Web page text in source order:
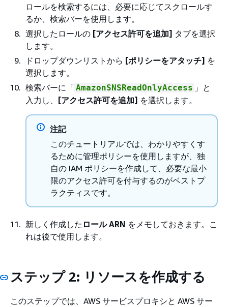
ロールを検索するには、必要に応じてスクロールす
るか、検索バーを使用します。
選択したロールの [アクセス許可を追加] タブを選択
します。
ドロップダウンリストから [ポリシーをアタッチ] を
選択します。
検索バーに「 AmazonSNSReadOnlyAccess 」と
入力し、
[アクセス許可を追加] を選択します。
注記
このチュートリアルでは、わかりやすくす
るために管理ポリシーを使用しますが、独
自の IAM ポリシーを作成して、必要な最小
限のアクセス許可を付与するのがベストプ
ラクティスです。
新しく作成した ロール ARN をメモしておきます。こ
れは後で使用します。
ステップ 2: リソースを作成する
このステップでは、AWS サービスプロキシと AWS サー